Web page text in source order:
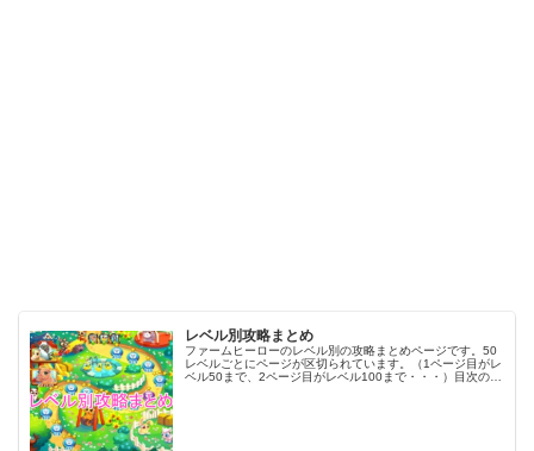
レベル別攻略まとめ
ファームヒーローのレベル別の攻略まとめページです。50
レベルごとにページが区切られています。（1ページ目がレ
ベル50まで、2ページ目がレベル100まで・・・）目次のリ